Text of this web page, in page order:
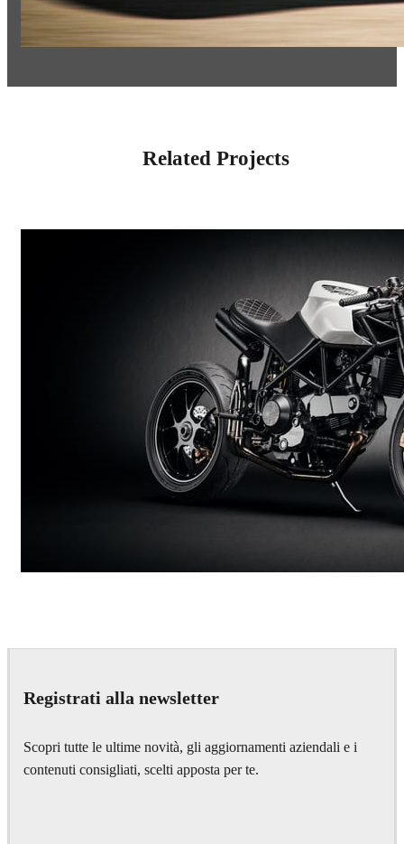
Related Projects
Registrati alla newsletter
Scopri tutte le ultime novità, gli aggiornamenti aziendali e i
contenuti consigliati, scelti apposta per te.